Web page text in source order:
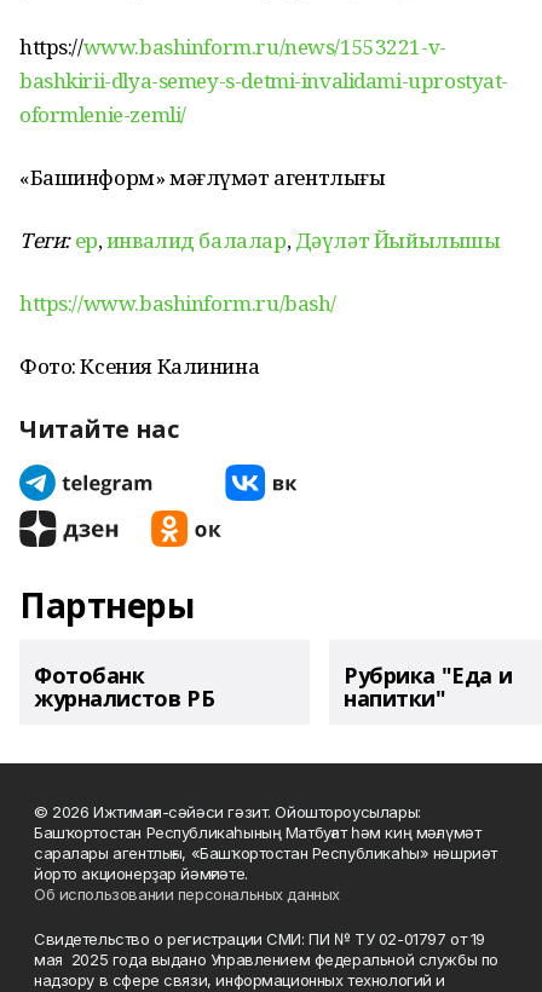
https://www.bashinform.ru/news/1553221-v-
bashkirii-dlya-semey-s-detmi-invalidami-uprostyat-
oformlenie-zemli/
«Башинформ» мәғлүмәт агентлығы
Теги: ер,инвалид балалар,Дәүләт Йыйылышы
https://www.bashinform.ru/bash/
Фото: Ксения Калинина
Читайте нас
Партнеры
Фотобанк
журналистов РБ
Рубрика "Еда и
напитки"
© 2026 Ижтимағи-сәйәси гәзит. Ойоштороусылары:
Башҡортостан Республикаһының Матбуғат һәм киң мәғлүмәт
саралары агентлығы, «Башҡортостан Республикаһы» нәшриәт
йорто акционерҙар йәмғиәте.
Об использовании персональных данных
Свидетельство о регистрации СМИ: ПИ № ТУ 02-01797 от 19
мая 2025 года выдано Управлением федеральной службы по
надзору в сфере связи, информационных технологий и